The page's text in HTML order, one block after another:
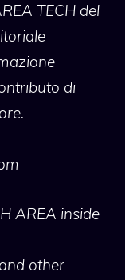
TECH del
di
AREA inside
other